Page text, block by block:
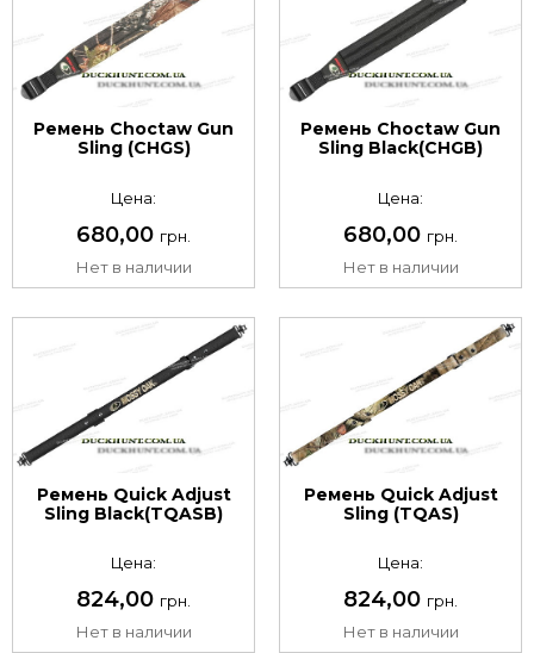
Ремень Choctaw Gun
Sling (CHGS)
Цена:
680,00 грн.
Нет в наличии
Ремень Choctaw Gun
Sling Black(CHGB)
Цена:
680,00 грн.
Нет в наличии
Ремень Quick Adjust
Sling Black(TQASB)
Цена:
824,00 грн.
Нет в наличии
Ремень Quick Adjust
Sling (TQAS)
Цена:
824,00 грн.
Нет в наличии